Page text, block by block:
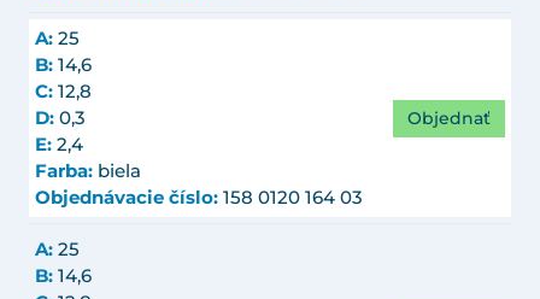
A: 25
B: 14,6
C: 12,8
D: 0,3
E: 2,4
Farba: biela
Objednávacie číslo: 158 0120 164 03
Objednať
A: 25
B: 14,6